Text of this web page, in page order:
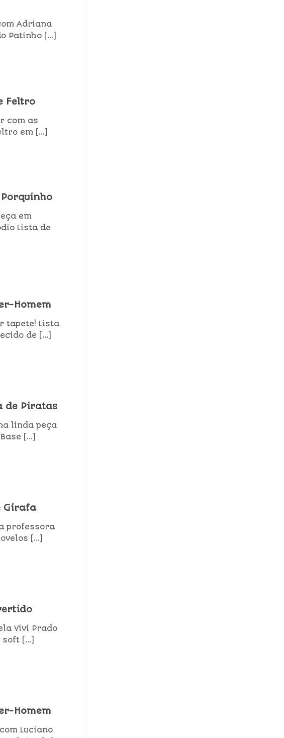
Adriana
Patinho [...]
Feltro
com as
em [...]
em
Lista de
Homem
tapete! Lista
de [...]
de Piratas
linda peça
[...]
Girafa
professora
[...]
Vivi Prado
[...]
Homem
Luciano